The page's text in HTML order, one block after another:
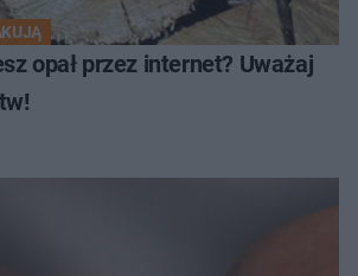
opał przez internet? Uważaj